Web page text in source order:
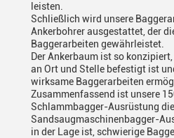
leisten.
Schließlich wird unsere
Ankerbohrer ausgestattet, der
Baggerarbeiten gewährleistet.
Der Ankerbaum ist so
an Ort und Stelle befestigt ist
wirksame Baggerarbeiten
Zusammenfassend ist unsere
Schlammbagger-Ausrüstung
Sandsaugmaschinenbagger-
in der Lage ist, schwierige